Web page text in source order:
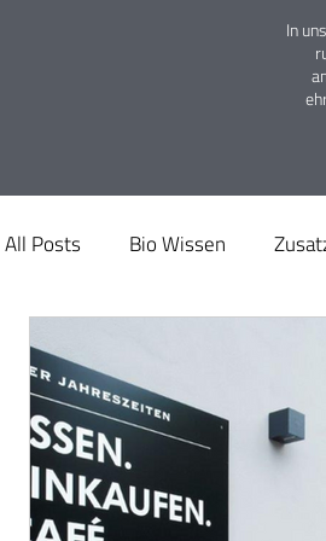
In
All Posts Bio Wissen
App Rabatte Spartipps
Restaurant